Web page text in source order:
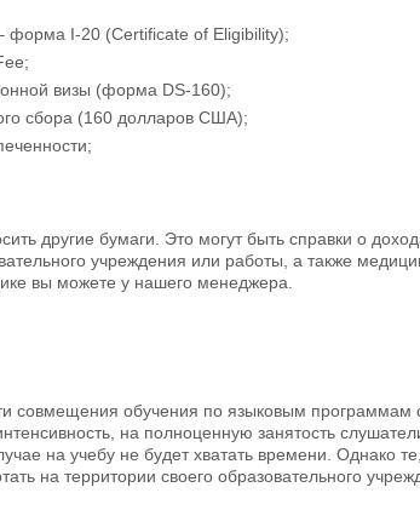
форма I-20 (Certificate of Eligibility);
визы (форма DS-160);
сбора (160 долларов США);
другие бумаги. Это могут быть справки о
учреждения или работы, а также
вы можете у нашего менеджера.
совмещения обучения по языковым программам
на полноценную занятость
на учебу не будет хватать времени. Однако
на территории своего образовательного